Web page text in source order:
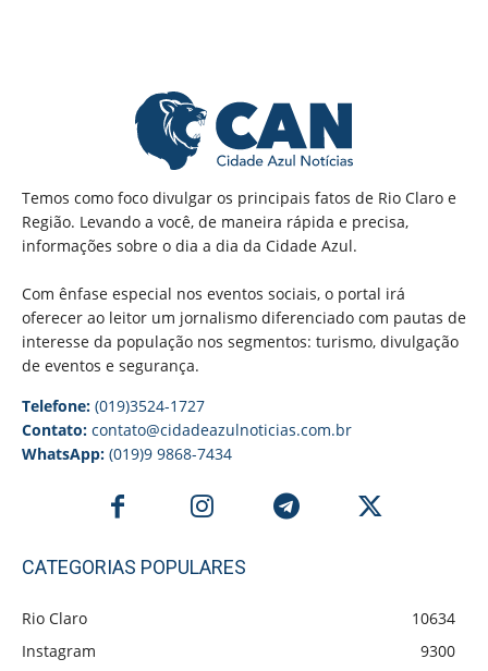
Temos como foco divulgar os principais fatos de Rio Claro e
Região. Levando a você, de maneira rápida e precisa,
informações sobre o dia a dia da Cidade Azul.
Com ênfase especial nos eventos sociais, o portal irá
oferecer ao leitor um jornalismo diferenciado com pautas de
interesse da população nos segmentos: turismo, divulgação
de eventos e segurança.
Telefone: (019)3524-1727
Contato: contato@cidadeazulnoticias.com.br
WhatsApp: (019)9 9868-7434
CATEGORIAS POPULARES
Rio Claro
10634
Instagram
9300